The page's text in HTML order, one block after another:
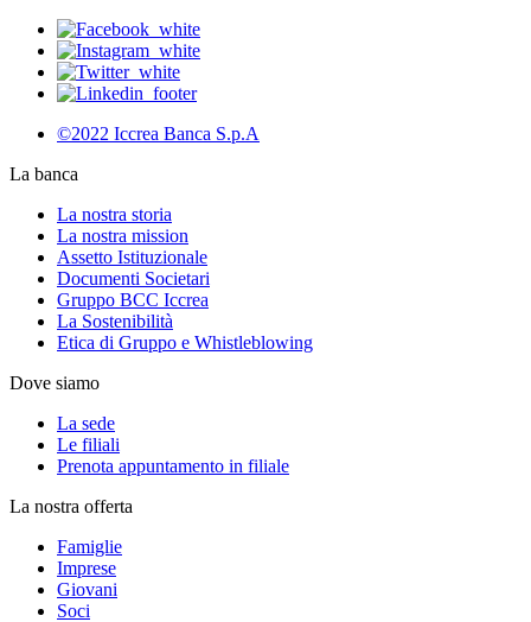
©2022 Iccrea Banca S.p.A
La banca
La nostra storia
La nostra mission
Assetto Istituzionale
Documenti Societari
Gruppo BCC Iccrea
La Sostenibilità
Etica di Gruppo e Whistleblowing
Dove siamo
La sede
Le filiali
Prenota appuntamento in filiale
La nostra offerta
Famiglie
Imprese
Giovani
Soci